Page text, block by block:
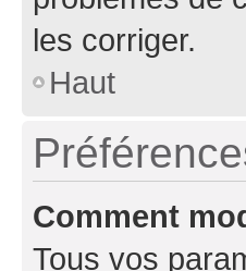
les corriger.
Haut
Comment
Tous vos